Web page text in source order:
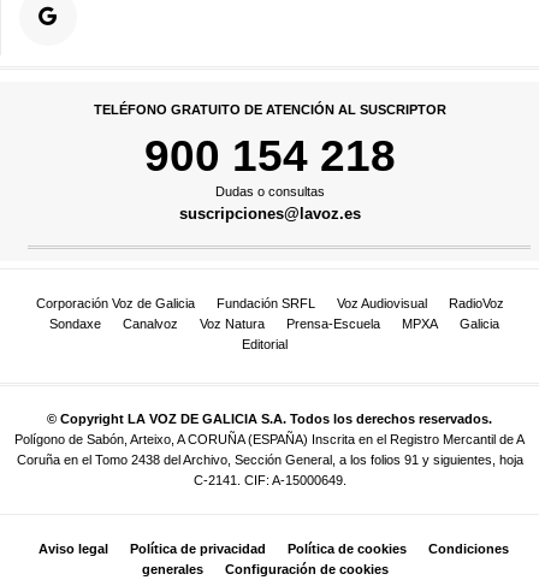
TELÉFONO GRATUITO DE ATENCIÓN AL SUSCRIPTOR
900 154 218
Dudas o consultas
suscripciones@lavoz.es
Corporación Voz de Galicia Fundación SRFL Voz Audiovisual
RadioVoz
Sondaxe
Canalvoz Voz Natura Prensa-Escuela MPXA
Galicia
Editorial
© Copyright LA VOZ DE GALICIA S.A. Todos los derechos reservados.
Polígono de Sabón, Arteixo, A CORUÑA (ESPAÑA) Inscrita en el Registro Mercantil de A
Coruña en el Tomo 2438 del Archivo, Sección General, a los folios 91 y siguientes, hoja
C-2141. CIF: A-15000649.
Aviso legal Política de privacidad Política de cookies
Condiciones
generales
Configuración de cookies